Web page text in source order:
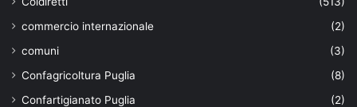
commercio internazionale
(2)
comuni
(3)
Confagricoltura Puglia
(8)
Confartigianato Puglia
(2)